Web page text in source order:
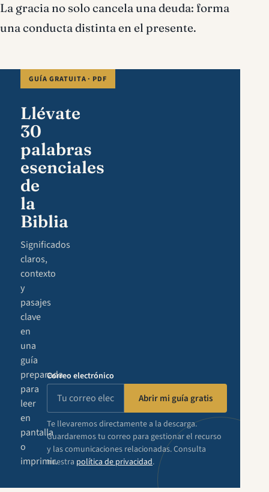
La gracia no solo cancela una deuda: forma
una conducta distinta en el presente.
GUÍA GRATUITA · PDF
Llévate
30
palabras
esenciales
de
la
Biblia
Significados
claros,
contexto
y
pasajes
clave
en
una
guía
preparada
para
leer
en
pantalla
o
imprimir.
Correo electrónico
Abrir mi guía gratis
Te llevaremos directamente a la descarga.
Guardaremos tu correo para gestionar el recurso
y las comunicaciones relacionadas. Consulta
nuestra política de privacidad.